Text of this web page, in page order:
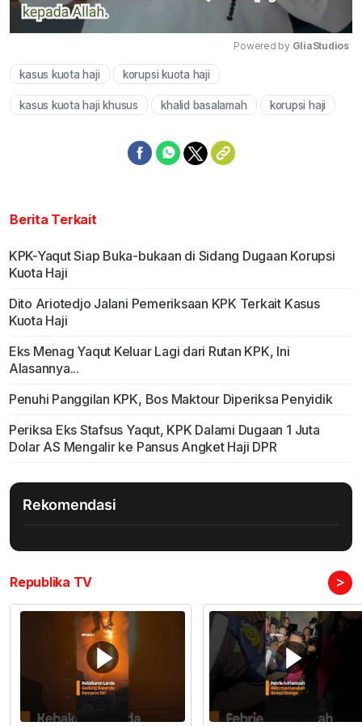
Powered by GliaStudios
kasus kuota haji korupsi kuota haji
kasus kuota haji khusus khalid basalamah korupsi haji
Berita Terkait
KPK-Yaqut Siap Buka-bukaan di Sidang Dugaan Korupsi
Kuota Haji
Dito Ariotedjo Jalani Pemeriksaan KPK Terkait Kasus
Kuota Haji
Eks Menag Yaqut Keluar Lagi dari Rutan KPK, Ini
Alasannya...
Penuhi Panggilan KPK, Bos Maktour Diperiksa Penyidik
Periksa Eks Stafsus Yaqut, KPK Dalami Dugaan 1 Juta
Dolar AS Mengalir ke Pansus Angket Haji DPR
Rekomendasi
Republika TV >